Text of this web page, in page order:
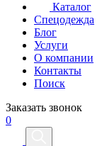
Каталог
Спецодежда
Блог
Услуги
О компании
Контакты
Поиск
Заказать звонок
0